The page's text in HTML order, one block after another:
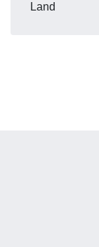
Land